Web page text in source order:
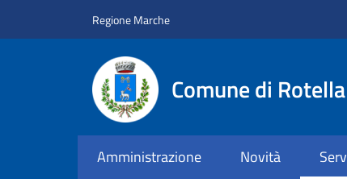
Regione Marche
Comune di Rotella
Amministrazione Novità